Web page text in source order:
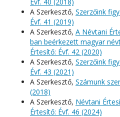
A Szerkesztő, Szerzőink
Évf. 41 (2019)
A Szerkesztő, A Névtani
ban beérkezett magyar
Értesítő: Évf. 42 (2020)
A Szerkesztő, Szerzőink
Évf. 43 (2021)
A Szerkesztő, Számunk
(2018)
A Szerkesztő, Névtani
Értesítő: Évf. 46 (2024)